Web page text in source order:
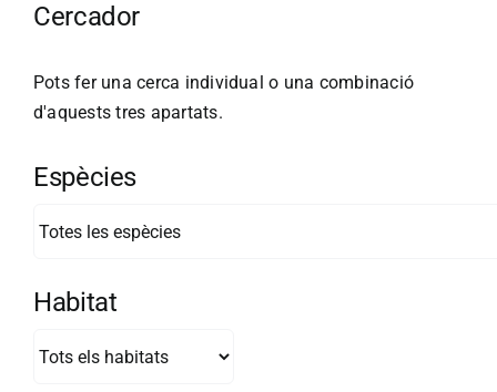
Cercador
Pots fer una cerca individual o una combinació
d'aquests tres apartats.
Espècies
Habitat